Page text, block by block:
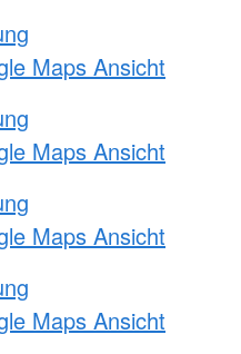
Maps Ansicht
Maps Ansicht
Maps Ansicht
Maps Ansicht